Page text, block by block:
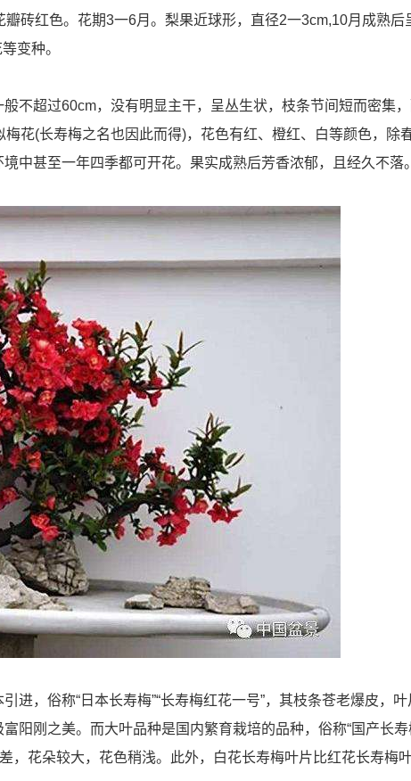
砖红色。花期3一6月。梨果近球形，直径2一3cm,10月成熟后
变种。
不超过60cm，没有明显主干，呈丛生状，枝条节间短而密集
花(长寿梅之名也因此而得)，花色有红、橙红、白等颜色，除
中甚至一年四季都可开花。果实成熟后芳香浓郁，且经久不落。
进，俗称“日本长寿梅”“长寿梅红花一号”，其枝条苍老爆皮，叶
阳刚之美。而大叶品种是国内繁育栽培的品种，俗称“国产长寿
，花朵较大，花色稍浅。此外，白花长寿梅叶片比红花长寿梅